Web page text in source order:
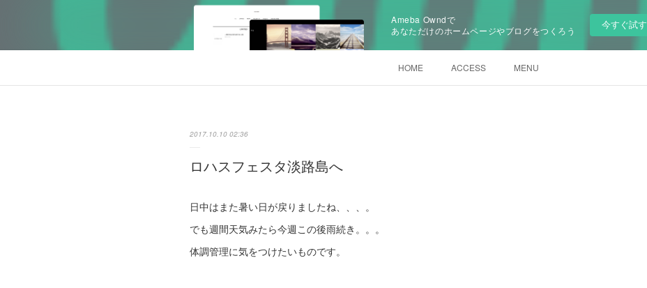
Ameba Owndで
あなただけのホームページやブログをつくろう
今すぐ試す
HOME ACCESS MENU
2017.10.10 02:36
ロハスフェスタ淡路島へ
日中はまた暑い日が戻りましたね、、、。
でも週間天気みたら今週この後雨続き。。。
体調管理に気をつけたいものです。